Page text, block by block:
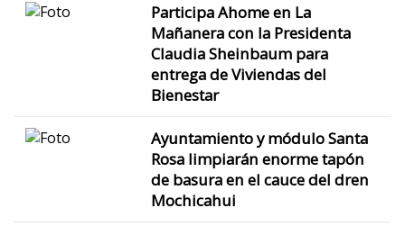
Participa Ahome en La
Mañanera con la Presidenta
Claudia Sheinbaum para
entrega de Viviendas del
Bienestar
Ayuntamiento y módulo Santa
Rosa limpiarán enorme tapón
de basura en el cauce del dren
Mochicahui